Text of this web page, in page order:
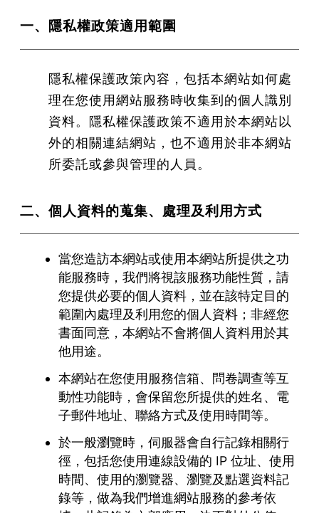
一、隱私權政策適用範圍
隱私權保護政策內容，包括本網站如何處
理在您使用網站服務時收集到的個人識別
資料。隱私權保護政策不適用於本網站以
外的相關連結網站，也不適用於非本網站
所委託或參與管理的人員。
二、個人資料的蒐集、處理及利用方式
當您造訪本網站或使用本網站所提供之功
能服務時，我們將視該服務功能性質，請
您提供必要的個人資料，並在該特定目的
範圍內處理及利用您的個人資料；非經您
書面同意，本網站不會將個人資料用於其
他用途。
本網站在您使用服務信箱、問卷調查等互
動性功能時，會保留您所提供的姓名、電
子郵件地址、聯絡方式及使用時間等。
於一般瀏覽時，伺服器會自行記錄相關行
徑，包括您使用連線設備的 IP 位址、使用
時間、使用的瀏覽器、瀏覽及點選資料記
錄等，做為我們增進網站服務的參考依